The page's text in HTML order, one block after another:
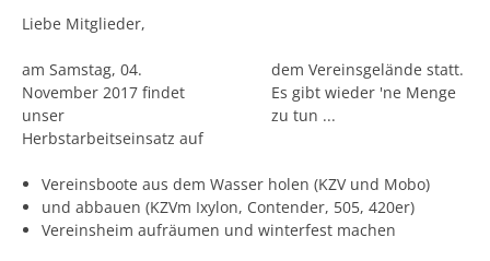
Liebe Mitglieder,
am Samstag, 04.
November 2017 findet
unser
Herbstarbeitseinsatz auf
dem Vereinsgelände statt.
Es gibt wieder 'ne Menge
zu tun ...
Vereinsboote aus dem Wasser holen (KZV und Mobo)
und abbauen (KZVm Ixylon, Contender, 505, 420er)
Vereinsheim aufräumen und winterfest machen